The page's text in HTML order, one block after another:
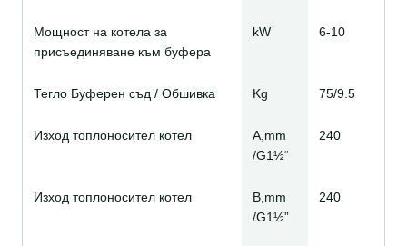
Мощност на котела за
присъединяване към буфера
kW 6-10
Тегло Буферен съд / Обшивка Kg 75/9.5
Изход топлоносител котел
A,mm
/G1½“
240
Изход топлоносител котел
B,mm
/G1½”
240